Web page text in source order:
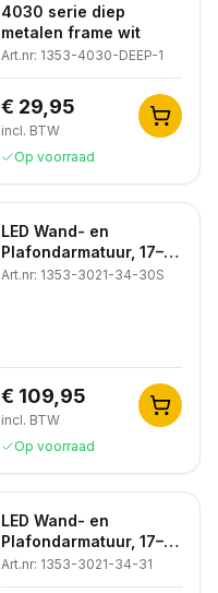
4030 serie diep
metalen frame wit
Art.nr: 1353-4030-DEEP-1
€ 29,95
incl. BTW
Op voorraad
LED Wand- en
Plafondarmatuur, 17–
21W Instelbaar,
Art.nr: 1353-3021-34-30S
€ 109,95
incl. BTW
Op voorraad
LED Wand- en
Plafondarmatuur, 17–
21W Instelbaar,
3000K/4000K,
Art.nr: 1353-3021-34-31